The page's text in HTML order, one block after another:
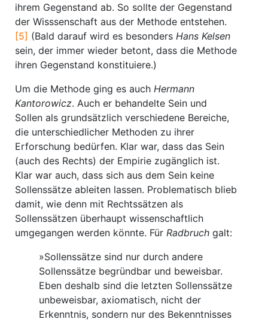
ihrem Gegenstand ab. So sollte der Gegenstand
der Wisssenschaft aus der Methode entstehen.
[5] (Bald darauf wird es besonders Hans Kelsen
sein, der immer wieder betont, dass die Methode
ihren Gegenstand konstituiere.)
Um die Methode ging es auch Hermann
Kantorowicz. Auch er behandelte Sein und
Sollen als grundsätzlich verschiedene Bereiche,
die unterschiedlicher Methoden zu ihrer
Erforschung bedürfen. Klar war, dass das Sein
(auch des Rechts) der Empirie zugänglich ist.
Klar war auch, dass sich aus dem Sein keine
Sollenssätze ableiten lassen. Problematisch blieb
damit, wie denn mit Rechtssätzen als
Sollenssätzen überhaupt wissenschaftlich
umgegangen werden könnte. Für Radbruch galt:
»Sollenssätze sind nur durch andere
Sollenssätze begründbar und beweisbar.
Eben deshalb sind die letzten Sollenssätze
unbeweisbar, axiomatisch, nicht der
Erkenntnis, sondern nur des Bekenntnisses